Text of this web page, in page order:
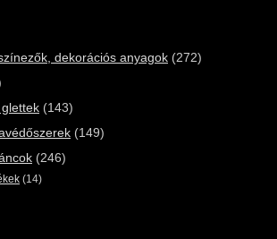
dekorációs anyagok (272)
(143)
(149)
(246)
(14)